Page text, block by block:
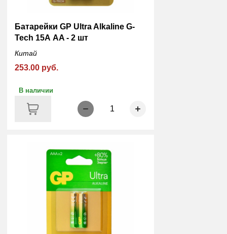
Батарейки GP Ultra Alkaline G-
Tech 15А AA - 2 шт
Китай
253.00 руб.
В наличии
1